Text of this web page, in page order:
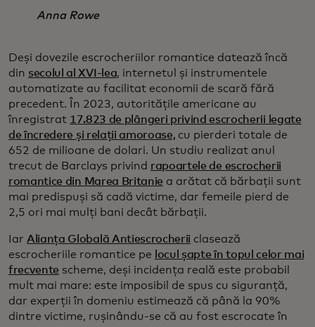
Anna Rowe
Deși dovezile escrocheriilor romantice datează încă
din secolul al XVI-lea, internetul și instrumentele
automatizate au facilitat economii de scară fără
precedent. În 2023, autoritățile americane au
înregistrat 17.823 de plângeri privind escrocherii legate
de încredere și relații amoroase, cu pierderi totale de
652 de milioane de dolari. Un studiu realizat anul
trecut de Barclays privind rapoartele de escrocherii
romantice din Marea Britanie a arătat că bărbații sunt
mai predispuși să cadă victime, dar femeile pierd de
2,5 ori mai mulți bani decât bărbații.
Iar Alianța Globală Antiescrocherii clasează
escrocheriile romantice pe
locul șapte în topul celor mai
frecvente scheme, deși incidența reală este probabil
mult mai mare: este imposibil de spus cu siguranță,
dar experții în domeniu estimează că până la 90%
dintre victime, rușinându-se că au fost escrocate în